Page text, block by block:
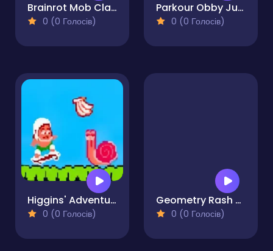
Brainrot Mob Clash 3D
0 (0 Голосів)
Parkour Obby Jump to Victory
0 (0 Голосів)
Higgins' Adventure Island
0 (0 Голосів)
Geometry Rash But MCraft
0 (0 Голосів)